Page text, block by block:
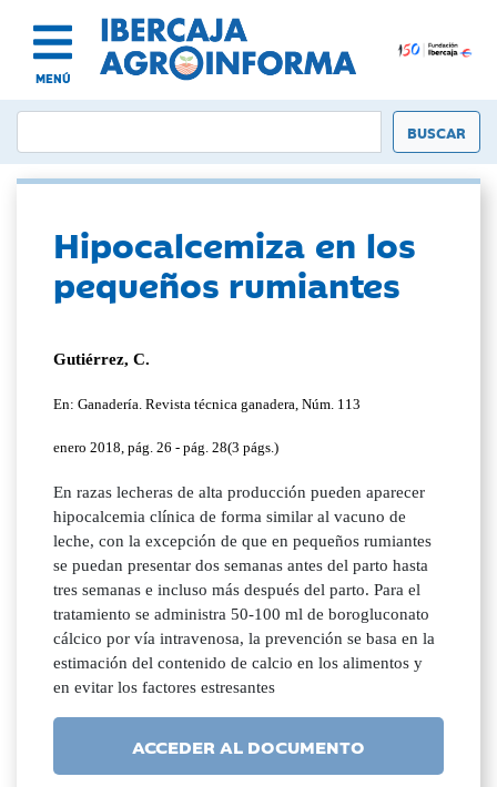
MENÚ
Hipocalcemiza en los
pequeños rumiantes
Gutiérrez, C.
En: Ganadería. Revista técnica ganadera, Núm. 113
enero 2018, pág. 26 - pág. 28(3 págs.)
En razas lecheras de alta producción pueden aparecer
hipocalcemia clínica de forma similar al vacuno de
leche, con la excepción de que en pequeños rumiantes
se puedan presentar dos semanas antes del parto hasta
tres semanas e incluso más después del parto. Para el
tratamiento se administra 50-100 ml de borogluconato
cálcico por vía intravenosa, la prevención se basa en la
estimación del contenido de calcio en los alimentos y
en evitar los factores estresantes
ACCEDER AL DOCUMENTO